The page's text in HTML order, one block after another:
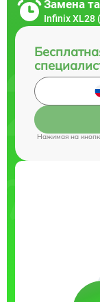
Замена
Infinix XL28
Нажимая на